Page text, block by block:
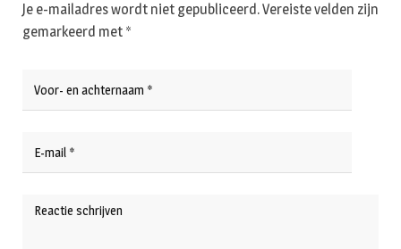
Je e-mailadres wordt niet gepubliceerd.Vereiste velden zijn
gemarkeerd met *